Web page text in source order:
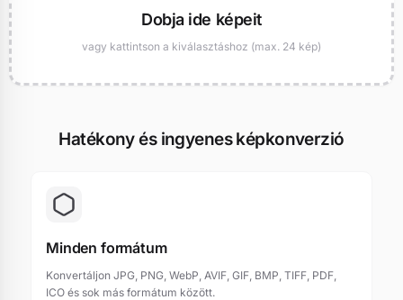
Dobja ide képeit
vagy kattintson a kiválasztáshoz (max. 24 kép)
Hatékony és ingyenes képkonverzió
Minden formátum
Konvertáljon JPG, PNG, WebP, AVIF, GIF, BMP, TIFF, PDF,
ICO és sok más formátum között.